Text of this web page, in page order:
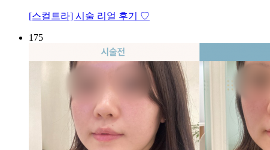
[스컬트라] 시술 리얼 후기 ♡
175